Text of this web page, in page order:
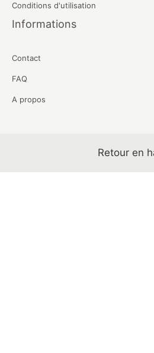
Conditions d'utilisation
Informations
Contact
FAQ
A propos
Retour en